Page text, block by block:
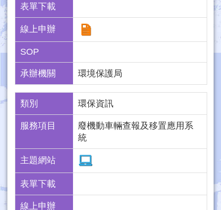
表單下載
線上申辦
SOP
承辦機關 環境保護局
類別 環保資訊
服務項目
廢機動車輛查報及移置應用系
統
主題網站
表單下載
線上申辦